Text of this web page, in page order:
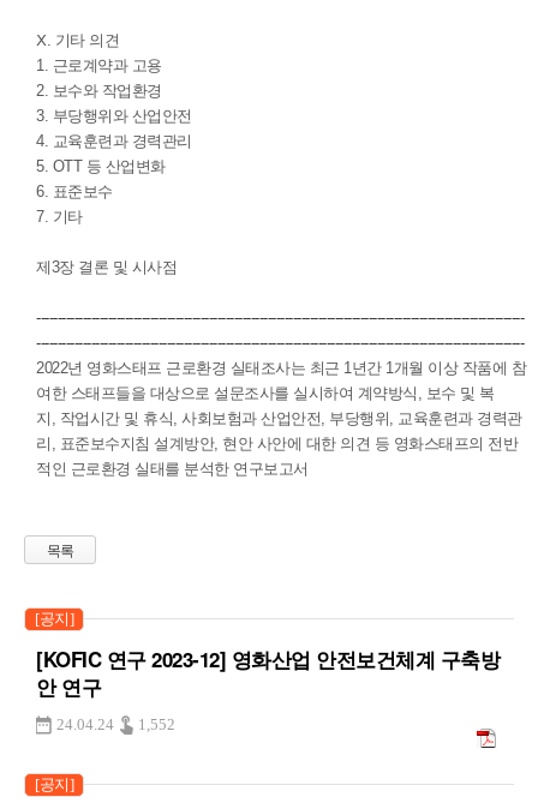
Ⅹ. 기타 의견
1. 근로계약과 고용
2. 보수와 작업환경
3. 부당행위와 산업안전
4. 교육훈련과 경력관리
5. OTT 등 산업변화
6. 표준보수
7. 기타
제3장 결론 및 시사점
--------------------------------------------------------------------------------------------------------------------
--------------------------------------------------------------------------------------------------------------------
2022년 영화스태프 근로환경 실태조사는 최근 1년간 1개월 이상 작품에 참
여한 스태프들을 대상으로 설문조사를 실시하여 계약방식, 보수 및 복
지, 작업시간 및 휴식, 사회보험과 산업안전, 부당행위, 교육훈련과 경력관
리, 표준보수지침 설계방안, 현안 사안에 대한 의견 등 영화스태프의 전반
적인 근로환경 실태를 분석한 연구보고서
목록
[공지]
[KOFIC 연구 2023-12] 영화산업 안전보건체계 구축방
안 연구
24.04.24 1,552
[공지]